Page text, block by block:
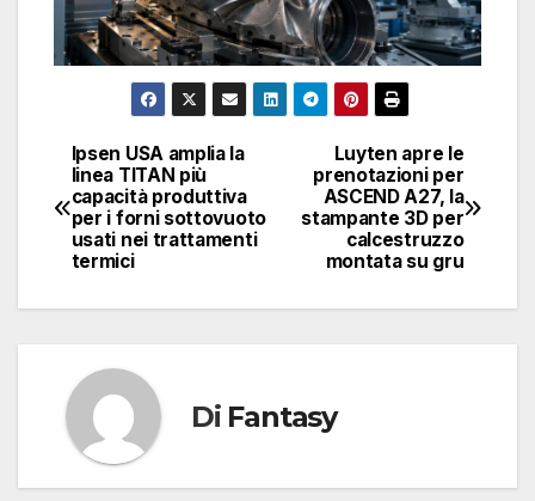
Navigazione
articoli
Luyten apre le
prenotazioni per
ASCEND A27, la
stampante 3D per
calcestruzzo
montata su gru
Ipsen USA amplia la
linea TITAN più
capacità produttiva
per i forni sottovuoto
usati nei trattamenti
termici
Di Fantasy